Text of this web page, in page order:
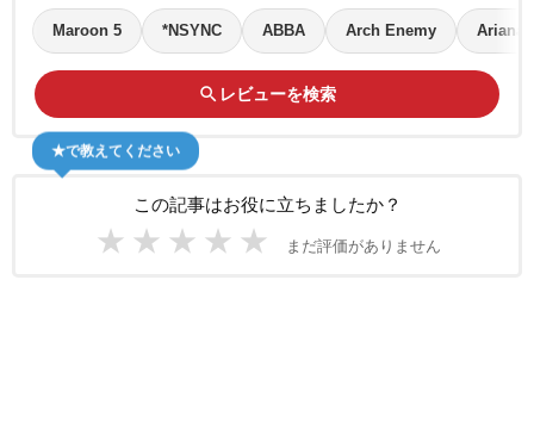
Maroon 5 *NSYNC ABBA Arch Enemy Ariana
search レビューを検索
この記事はお役に立ちましたか？
★ ★ ★ ★ ★ まだ評価がありません
★で教えてください